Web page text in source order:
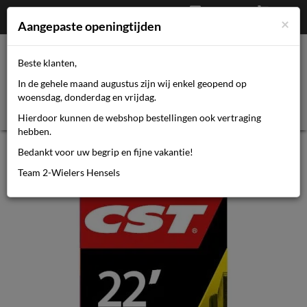
€0,00
Afrekenen
Mijn account
Bib Cst hv/dv 22" 22-1.75 (47-457)
48mm
×
Aangepaste openingtijden
Beste klanten,
In de gehele maand augustus zijn wij enkel geopend op
woensdag, donderdag en vrijdag.
Hierdoor kunnen de webshop bestellingen ook vertraging
hebben.
Bedankt voor uw begrip en fijne vakantie!
Team 2-Wielers Hensels